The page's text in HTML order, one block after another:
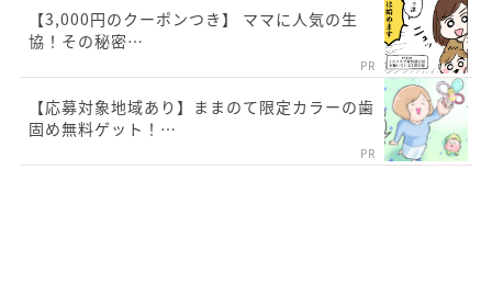
【3,000円のクーポンつき】 ママに人気の生
協！その秘密…
PR
【応募対象地域あり】ままのて限定カラーの歯
固め無料ゲット！…
PR